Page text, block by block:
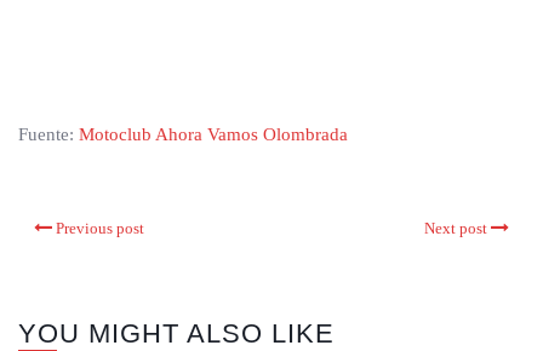
Fuente: Motoclub Ahora Vamos Olombrada
Previous post Next post
YOU MIGHT ALSO LIKE